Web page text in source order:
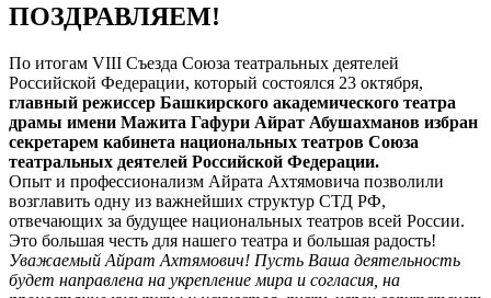
ПОЗДРАВЛЯЕМ!
По итогам VIII Съезда Союза театральных деятелей
Российской Федерации, который состоялся 23 октября,
главный режиссер Башкирского академического театра
драмы имени Мажита Гафури Айрат Абушахманов избран
секретарем кабинета национальных театров Союза
театральных деятелей Российской Федерации.
Опыт и профессионализм Айрата Ахтямовича позволили
возглавить одну из важнейших структур СТД РФ,
отвечающих за будущее национальных театров всей России.
Это большая честь для нашего театра и большая радость!
Уважаемый Айрат Ахтямович! Пусть Ваша деятельность
будет направлена на укрепление мира и согласия, на